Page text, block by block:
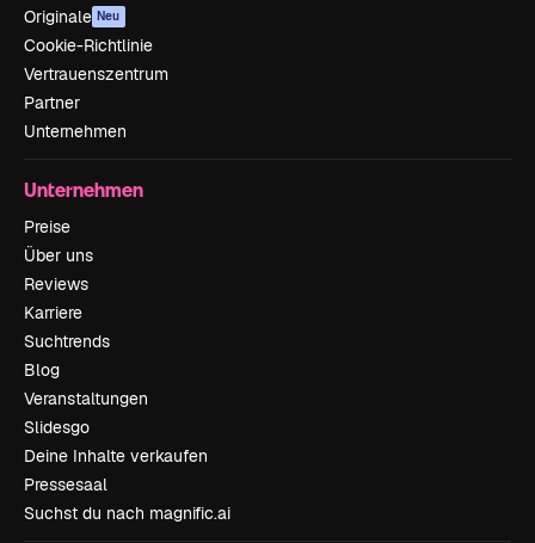
Originale Neu
Cookie-Richtlinie
Vertrauenszentrum
Partner
Unternehmen
Unternehmen
Preise
Über uns
Reviews
Karriere
Suchtrends
Blog
Veranstaltungen
Slidesgo
Deine Inhalte verkaufen
Pressesaal
Suchst du nach magnific.ai